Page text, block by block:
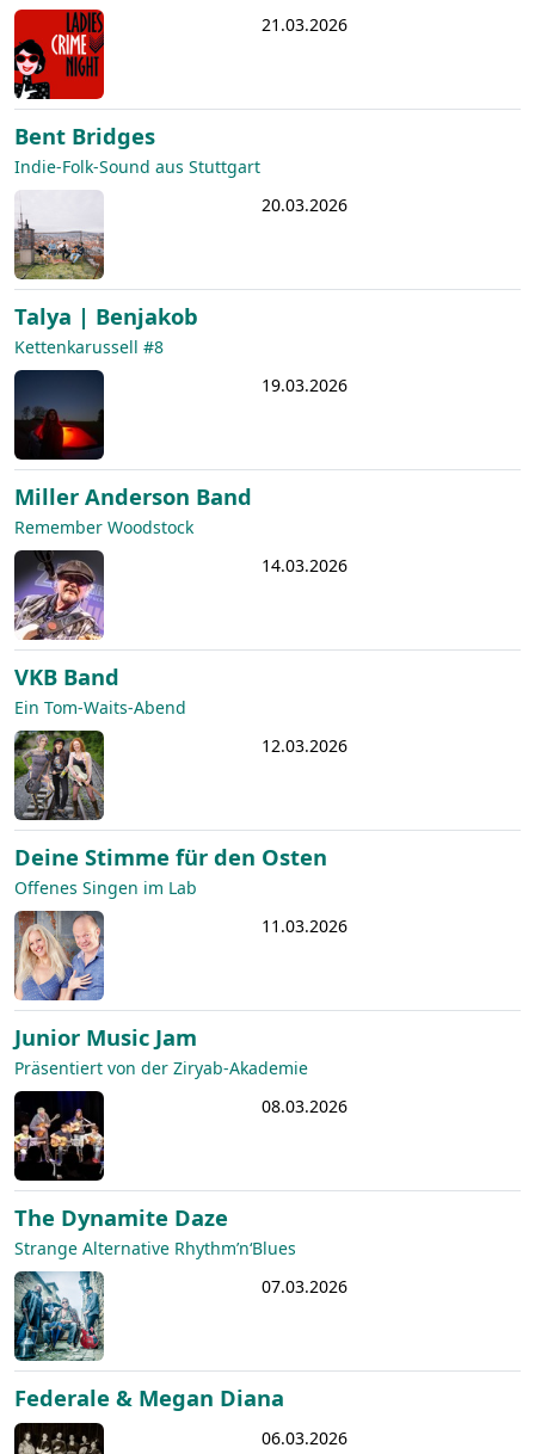
21.03.2026
Bent Bridges
Indie-Folk-Sound aus Stuttgart
20.03.2026
Talya | Benjakob
Kettenkarussell #8
19.03.2026
Miller Anderson Band
Remember Woodstock
14.03.2026
VKB Band
Ein Tom-Waits-Abend
12.03.2026
Deine Stimme für den Osten
Offenes Singen im Lab
11.03.2026
Junior Music Jam
Präsentiert von der Ziryab-Akademie
08.03.2026
The Dynamite Daze
Strange Alternative Rhythm’n‘Blues
07.03.2026
Federale & Megan Diana
06.03.2026